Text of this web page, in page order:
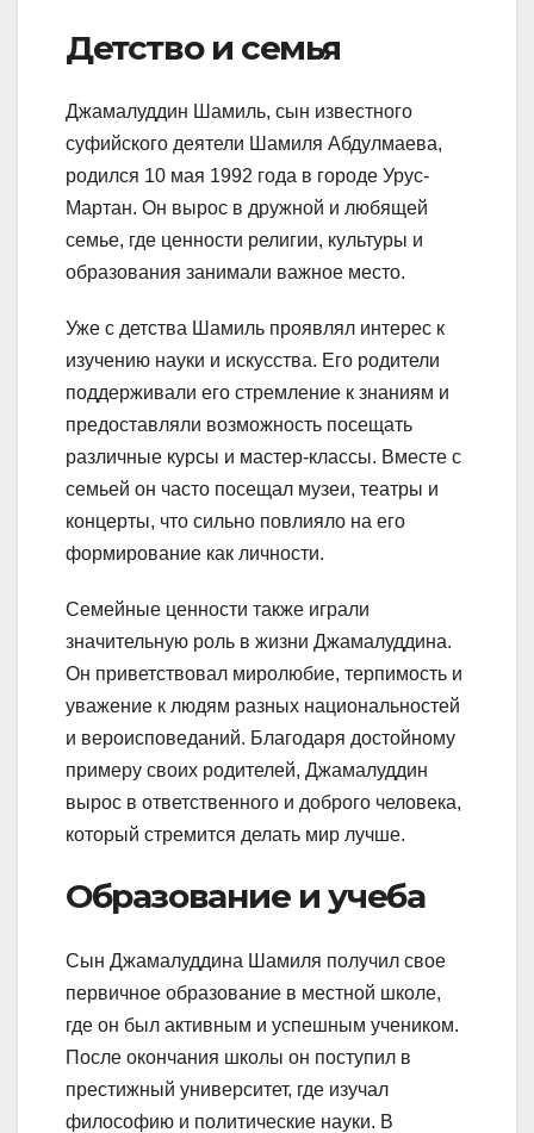
Детство и семья
Джамалуддин Шамиль, сын известного
суфийского деятели Шамиля Абдулмаева,
родился 10 мая 1992 года в городе Урус-
Мартан. Он вырос в дружной и любящей
семье, где ценности религии, культуры и
образования занимали важное место.
Уже с детства Шамиль проявлял интерес к
изучению науки и искусства. Его родители
поддерживали его стремление к знаниям и
предоставляли возможность посещать
различные курсы и мастер-классы. Вместе с
семьей он часто посещал музеи, театры и
концерты, что сильно повлияло на его
формирование как личности.
Семейные ценности также играли
значительную роль в жизни Джамалуддина.
Он приветствовал миролюбие, терпимость и
уважение к людям разных национальностей
и вероисповеданий. Благодаря достойному
примеру своих родителей, Джамалуддин
вырос в ответственного и доброго человека,
который стремится делать мир лучше.
Образование и учеба
Сын Джамалуддина Шамиля получил свое
первичное образование в местной школе,
где он был активным и успешным учеником.
После окончания школы он поступил в
престижный университет, где изучал
философию и политические науки. В